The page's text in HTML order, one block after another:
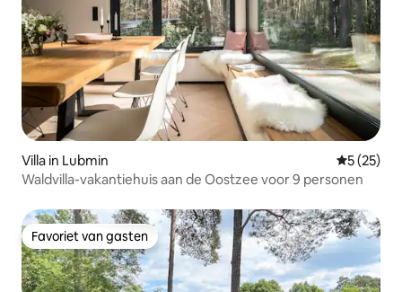
Villa in Lubmin
5 (25)
Waldvilla-vakantiehuis aan de Oostzee voor 9 personen
Favoriet van gasten
Favoriet van gasten